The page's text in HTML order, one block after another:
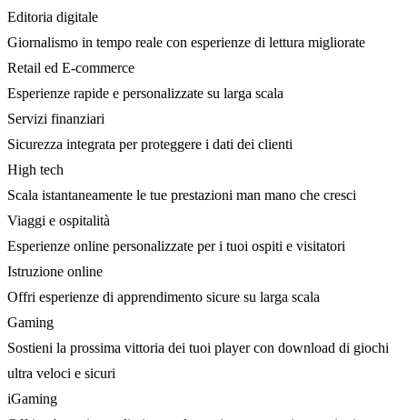
Editoria digitale
Giornalismo in tempo reale con esperienze di lettura migliorate
Retail ed E-commerce
Esperienze rapide e personalizzate su larga scala
Servizi finanziari
Sicurezza integrata per proteggere i dati dei clienti
High tech
Scala istantaneamente le tue prestazioni man mano che cresci
Viaggi e ospitalità
Esperienze online personalizzate per i tuoi ospiti e visitatori
Istruzione online
Offri esperienze di apprendimento sicure su larga scala
Gaming
Sostieni la prossima vittoria dei tuoi player con download di giochi
ultra veloci e sicuri
iGaming